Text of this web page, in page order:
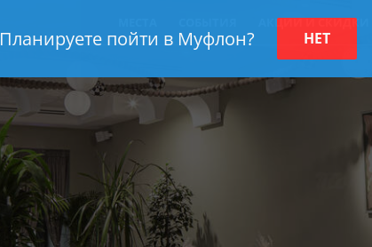
АКЦИИ И СКИДКИ
Планируете пойти в Муфлон? НЕТ